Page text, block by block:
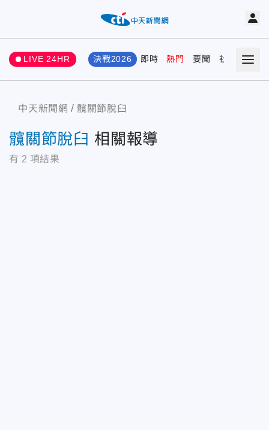
LIVE 24HR 決戰2026 即時 熱門 要聞 社會 娛樂
中天新聞網 髖關節脫臼
髖關節脫臼 相關報導
有 2 項結果